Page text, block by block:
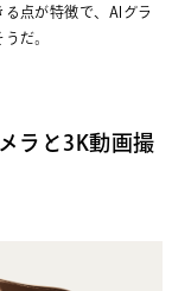
点が特徴で、AIグラ
だ。
ラと3K動画撮